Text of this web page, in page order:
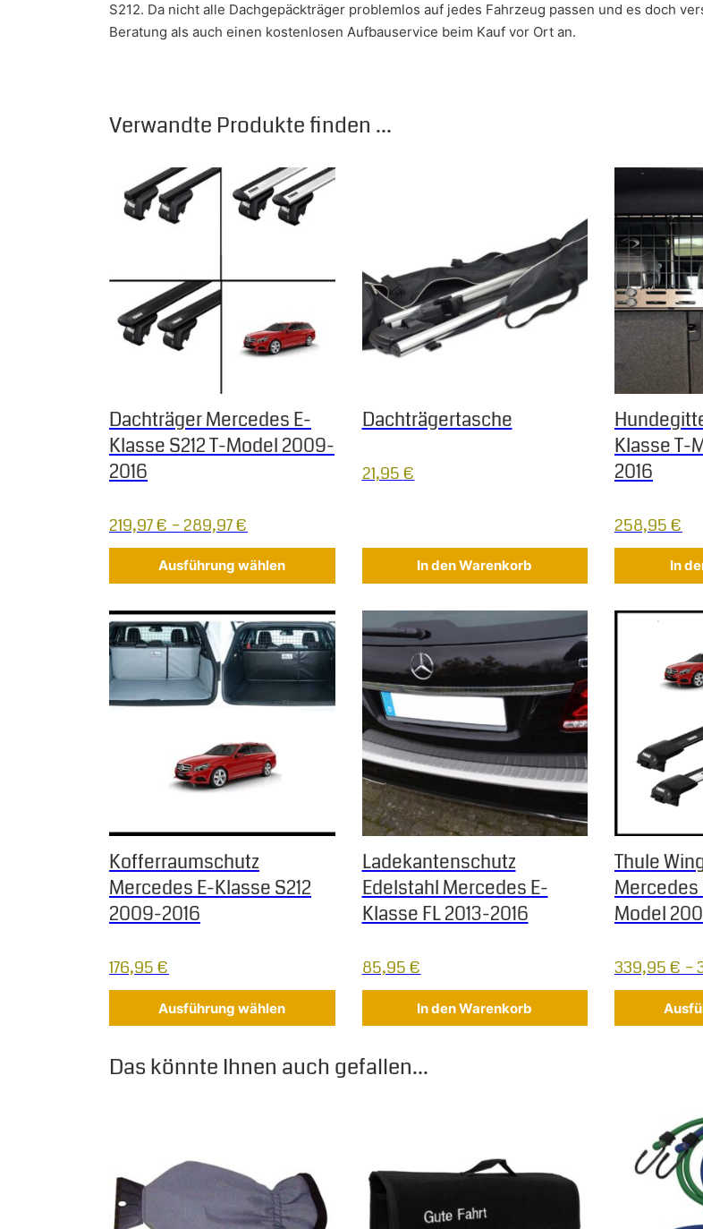
S212. Da nicht alle Dachgepäckträger problemlos auf jedes Fahrzeug passen und es doch
Beratung als auch einen kostenlosen Aufbauservice beim Kauf vor Ort an.
Verwandte Produkte finden ...
Dachträger Mercedes E-
Klasse S212 T-Model 2009-
2016
219,97€ –289,97€
Ausführung wählen
Dieses Produkt weist mehrere Varianten auf. Die Optionen können auf der Produktseite
Dachträgertasche
21,95€
In den Warenkorb
Klasse T-
2016
258,95€
In
Kofferraumschutz
Mercedes E-Klasse S212
2009-2016
176,95€
Ausführung wählen
Dieses Produkt weist mehrere Varianten auf. Die Optionen können auf der Produktseite
Ladekantenschutz
Edelstahl Mercedes E-
Klasse FL 2013-2016
85,95€
In den Warenkorb
Thule
Mercedes
Model
339,95€–
Dieses
Das könnte Ihnen auch gefallen...